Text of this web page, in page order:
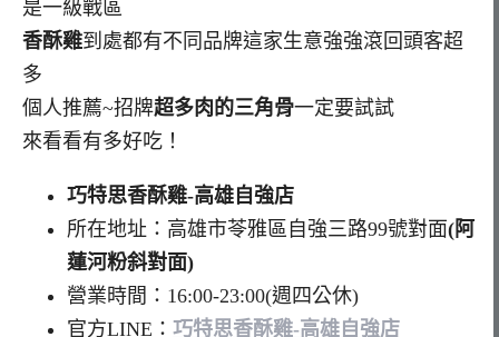
是一級戰區
香酥雞到處都有不同品牌這家生意強強滾回頭客超
多
個人推薦~招牌超多肉的三角骨一定要試試
來看看有多好吃！
巧特思香酥雞-高雄自強店
所在地址：高雄市苓雅區自強三路99號對面(阿
蓮河粉斜對面)
營業時間：16:00-23:00(週四公休)
官方LINE： 巧特思香酥雞-高雄自強店